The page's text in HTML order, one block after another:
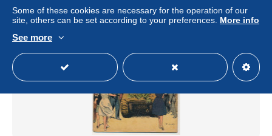
Some of these cookies are necessary for the operation of our
site, others can be set according to your preferences. More info
See more